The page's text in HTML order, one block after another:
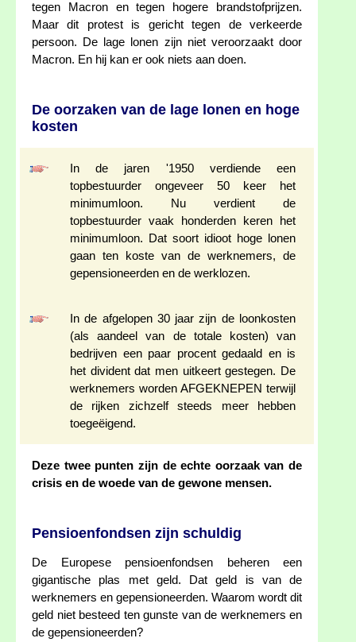
tegen Macron en tegen hogere brandstofprijzen.
Maar dit protest is gericht tegen de verkeerde
persoon. De lage lonen zijn niet veroorzaakt door
Macron. En hij kan er ook niets aan doen.
De oorzaken van de lage lonen en hoge
kosten
In de jaren '1950 verdiende een
topbestuurder ongeveer 50 keer het
minimumloon. Nu verdient de
topbestuurder vaak honderden keren het
minimumloon. Dat soort idioot hoge lonen
gaan ten koste van de werknemers, de
gepensioneerden en de werklozen.
In de afgelopen 30 jaar zijn de loonkosten
(als aandeel van de totale kosten) van
bedrijven een paar procent gedaald en is
het divident dat men uitkeert gestegen. De
werknemers worden AFGEKNEPEN terwijl
de rijken zichzelf steeds meer hebben
toegeëigend.
Deze twee punten zijn de echte oorzaak van de
crisis en de woede van de gewone mensen.
Pensioenfondsen zijn schuldig
De Europese pensioenfondsen beheren een
gigantische plas met geld. Dat geld is van de
werknemers en gepensioneerden. Waarom wordt dit
geld niet besteed ten gunste van de werknemers en
de gepensioneerden?